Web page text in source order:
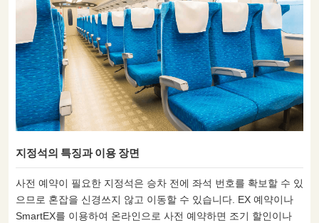
지정석의 특징과 이용 장면
사전 예약이 필요한 지정석은 승차 전에 좌석 번호를 확보할 수 있
으므로 혼잡을 신경쓰지 않고 이동할 수 있습니다. EX 예약이나
SmartEX를 이용하여 온라인으로 사전 예약하면 조기 할인이나